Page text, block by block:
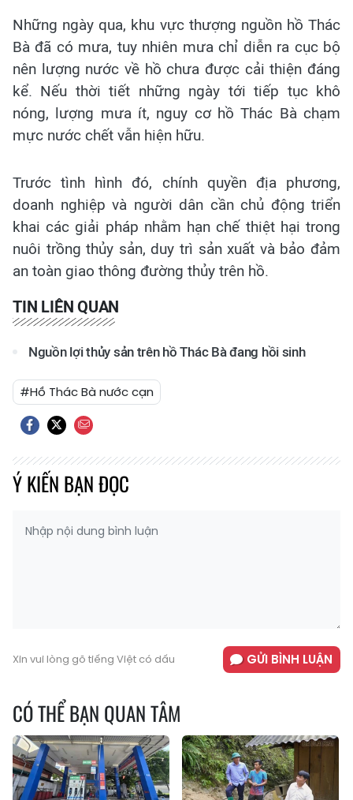
Những ngày qua, khu vực thượng nguồn hồ Thác
Bà đã có mưa, tuy nhiên mưa chỉ diễn ra cục bộ
nên lượng nước về hồ chưa được cải thiện đáng
kể. Nếu thời tiết những ngày tới tiếp tục khô
nóng, lượng mưa ít, nguy cơ hồ Thác Bà chạm
mực nước chết vẫn hiện hữu.
Trước tình hình đó, chính quyền địa phương,
doanh nghiệp và người dân cần chủ động triển
khai các giải pháp nhằm hạn chế thiệt hại trong
nuôi trồng thủy sản, duy trì sản xuất và bảo đảm
an toàn giao thông đường thủy trên hồ.
TIN LIÊN QUAN
Nguồn lợi thủy sản trên hồ Thác Bà đang hồi sinh
#Hồ Thác Bà nước cạn
Ý KIẾN BẠN ĐỌC
Xin vui lòng gõ tiếng Việt có dấu GỬI BÌNH LUẬN
CÓ THỂ BẠN QUAN TÂM